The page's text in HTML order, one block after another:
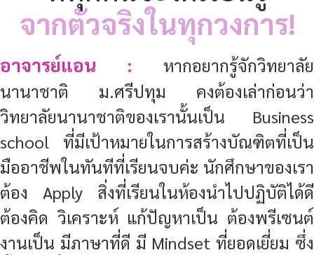
จากตัวจริงในทุกวงการ!
อาจารย์แอน :
หากอยากรู้จักวิทยาลัย
นานาชาติ ม.ศรีปทุม คงต้องเล่าก่อนว่า
วิทยาลัยนานาชาติของเรานั้นเป็น Business
school ที่มีเป้าหมายในการสร้างบัณฑิตที่เป็น
มืออาชีพในทันทีที่เรียนจบค่ะ นักศึกษาของเรา
ต้อง Apply สิ่งที่เรียนในห้องนำไปปฏิบัติได้ดี
ต้องคิด วิเคราะห์ แก้ปัญหาเป็น ต้องพรีเซนต์
งานเป็น มีภาษาที่ดี มี Mindset ที่ยอดเยี่ยม ซึ่ง